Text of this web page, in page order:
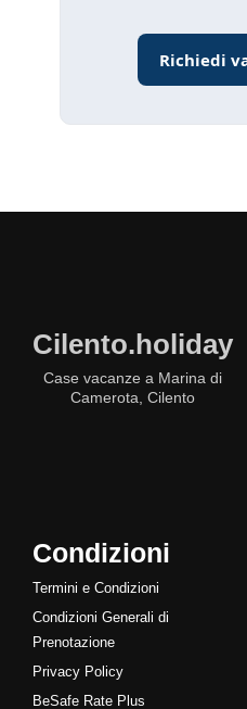
Richiedi
Cilento.holiday
Case vacanze a Marina di
Camerota, Cilento
Condizioni
Termini e Condizioni
Condizioni Generali di
Prenotazione
Privacy Policy
BeSafe Rate Plus